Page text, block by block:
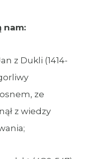
nam:
z Dukli (1414-
ze
z wiedzy